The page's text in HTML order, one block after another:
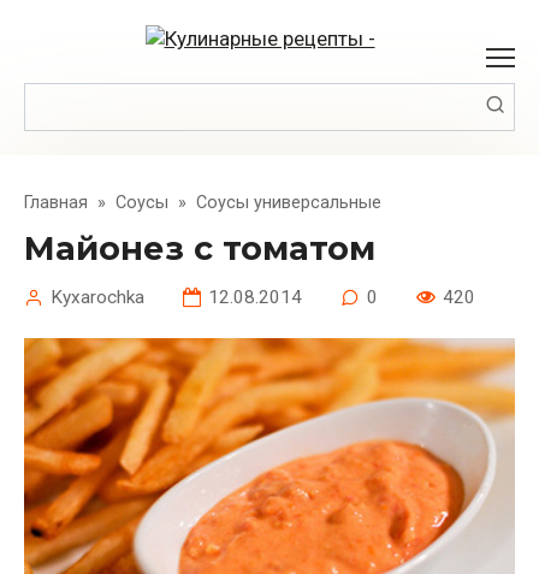
Главная » Соусы » Соусы универсальные
Майонез с томатом
Kyxarochka 12.08.2014 0 420